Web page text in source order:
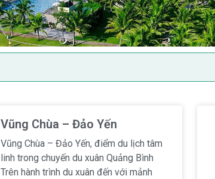
Vũng Chùa – Đảo Yến
Vũng Chùa – Đảo Yến, điểm du lịch tâm
linh trong chuyến du xuân Quảng Bình
Trên hành trình du xuân đến với mảnh